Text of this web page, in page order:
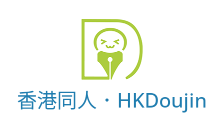
香港同人．HKDoujin